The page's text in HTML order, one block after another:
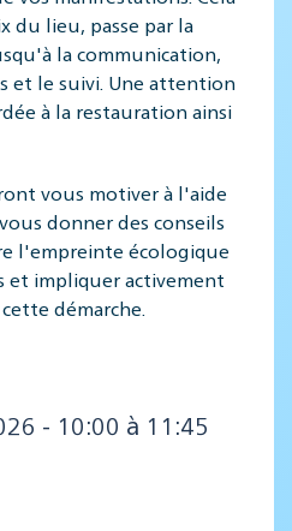
du lieu, passe par la
la communication,
et le suivi. Une attention
à la restauration ainsi
vous motiver à l'aide
donner des conseils
l'empreinte écologique
et impliquer activement
démarche.
- 10:00 à 11:45